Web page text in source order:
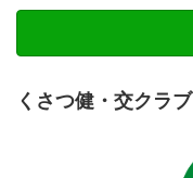
くさつ健・交クラブ